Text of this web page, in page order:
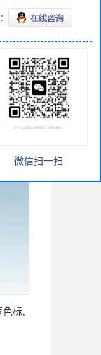
管系列
标,
微信扫一扫